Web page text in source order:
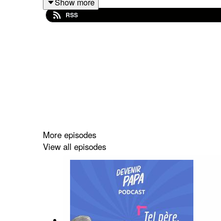
-Martin Gosse de Gorre, qui a failli renoncer à
Peux-tu mettre une note de 5 ***** sur ta
RSS
More episodes
View all episodes